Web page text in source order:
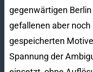
gegenwärtigen
gefallenen aber noch
gespeicherten
Spannung der